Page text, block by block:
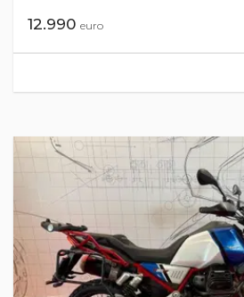
12.990 euro